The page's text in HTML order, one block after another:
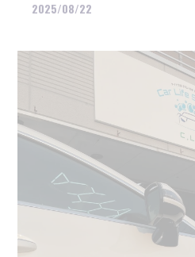
2025/08/22